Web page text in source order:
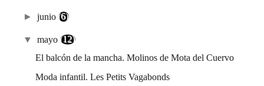
►junio(6)
▼mayo (12)
El balcón de la mancha. Molinos de Mota del Cuervo
Moda infantil. Les Petits Vagabonds